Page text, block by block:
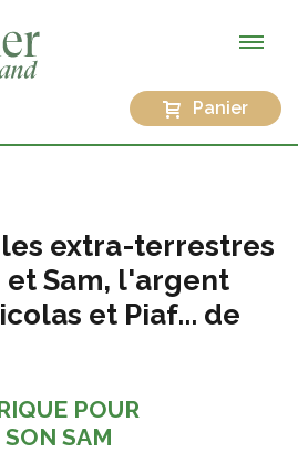
Panier
extra-terrestres
et Sam, l'argent
et Piaf... de
POUR
SAM